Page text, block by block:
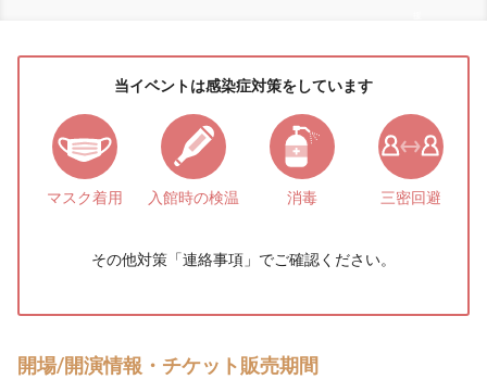
当イベントは感染症対策をしています
マスク着用 入館時の検温 消毒 三密回避
その他対策「連絡事項 」でご確認ください。
開場/開演情報・チケット販売期間